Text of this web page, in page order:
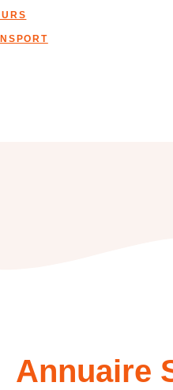
Annuaire